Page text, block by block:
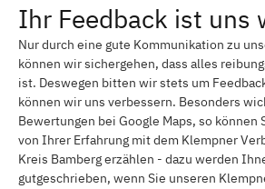
Ihr Feedback ist uns
Nur durch eine gute Kommunikation zu
können wir sichergehen, dass alles
ist. Deswegen bitten wir stets um
können wir uns verbessern. Besonders
Bewertungen bei Google Maps, so können
von Ihrer Erfahrung mit dem Klempner
Kreis Bamberg erzählen - dazu werden
gutgeschrieben, wenn Sie unseren